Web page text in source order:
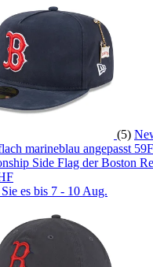
(5)
marineblau angepasst
Side Flag der Boston
es bis 7 - 10 Aug.